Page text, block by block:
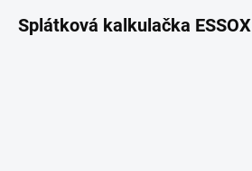
Splátková kalkulačka ESSOX